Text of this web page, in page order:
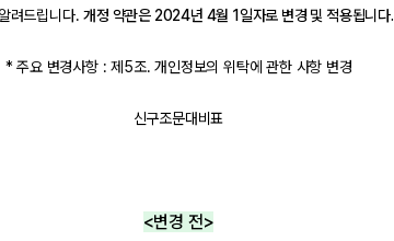
려드립니다.개정 약관은 2024년 4월 1일자로 변경 및 적용됩니다.
* 주요 변경사항 : 제5조. 개인정보의 위탁에 관한 사항 변경
신구조문대비표
<변경 전>